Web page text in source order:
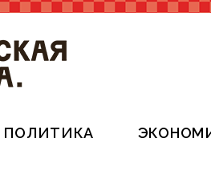
ПОЛИТИКА